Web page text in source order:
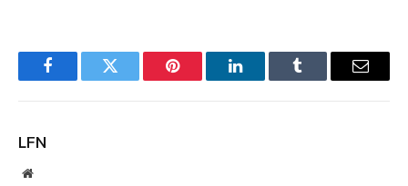
FacebookTwitter Pinterest LinkedInTumblr Email
LFN
Website